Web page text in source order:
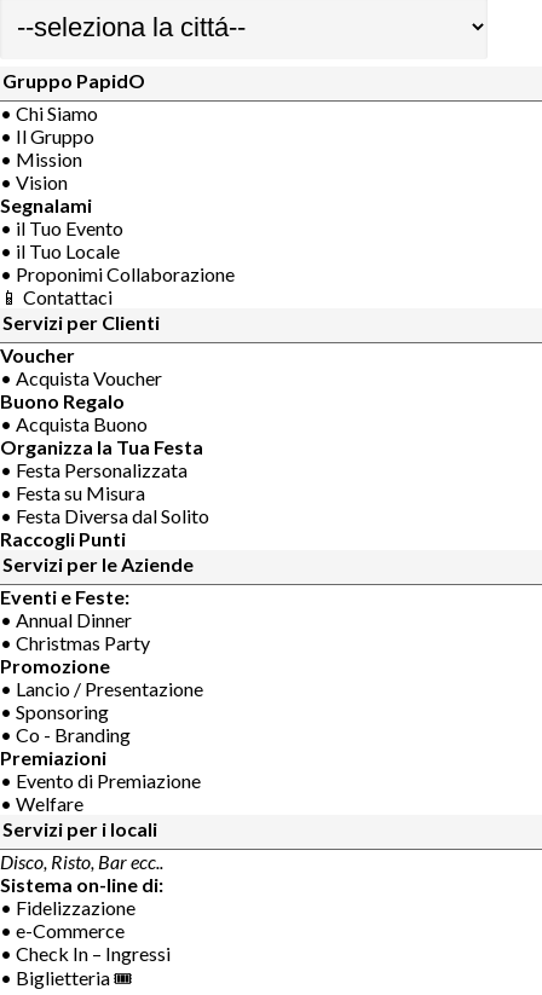
Gruppo PapidO
• Chi Siamo
• Il Gruppo
• Mission
• Vision
Segnalami
• il Tuo Evento
• il Tuo Locale
• Proponimi Collaborazione
📱 Contattaci
Servizi per Clienti
Voucher
• Acquista Voucher
Buono Regalo
• Acquista Buono
Organizza la Tua Festa
• Festa Personalizzata
• Festa su Misura
• Festa Diversa dal Solito
Raccogli Punti
Servizi per le Aziende
Eventi e Feste:
• Annual Dinner
• Christmas Party
Promozione
• Lancio / Presentazione
• Sponsoring
• Co - Branding
Premiazioni
• Evento di Premiazione
• Welfare
Servizi per i locali
Disco, Risto, Bar ecc..
Sistema on-line di:
• Fidelizzazione
• e-Commerce
• Check In – Ingressi
• Biglietteria 🎟